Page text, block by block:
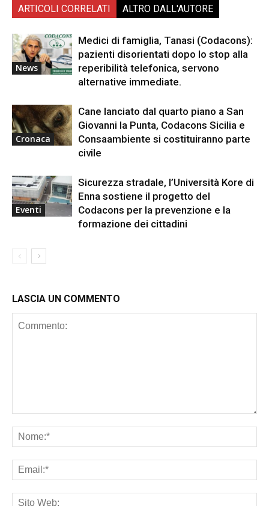
ARTICOLI CORRELATI ALTRO DALL'AUTORE
News
Medici di famiglia, Tanasi (Codacons):
pazienti disorientati dopo lo stop alla
reperibilità telefonica, servono
alternative immediate.
Cronaca
Cane lanciato dal quarto piano a San
Giovanni la Punta, Codacons Sicilia e
Consaambiente si costituiranno parte
civile
Eventi
Sicurezza stradale, l’Università Kore di
Enna sostiene il progetto del
Codacons per la prevenzione e la
formazione dei cittadini
LASCIA UN COMMENTO